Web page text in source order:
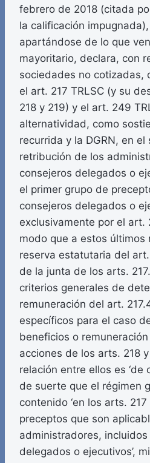
febrero de 2018 (citada
la calificación
apartándose de lo que
mayoritario, declara, con
sociedades no cotizadas,
el art. 217 TRLSC (y su
218 y 219) y el art. 249
alternatividad, como
recurrida y la DGRN, en
retribución de los
consejeros delegados o
el primer grupo de
consejeros delegados o
exclusivamente por el art.
modo que a estos últimos
reserva estatutaria del
de la junta de los arts.
criterios generales de
remuneración del art.
específicos para el caso
beneficios o
acciones de los arts. 218 y
relación entre ellos es ‘de
de suerte que el régimen
contenido ‘en los arts. 217
preceptos que son
administradores,
delegados o ejecutivos’,